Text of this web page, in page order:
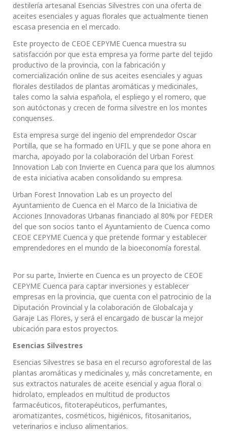
destilería artesanal Esencias Silvestres con una oferta de
aceites esenciales y aguas florales que actualmente tienen
escasa presencia en el mercado.
Este proyecto de CEOE CEPYME Cuenca muestra su
satisfacción por que esta empresa ya forme parte del tejido
productivo de la provincia, con la fabricación y
comercialización online de sus aceites esenciales y aguas
florales destilados de plantas aromáticas y medicinales,
tales como la salvia española, el espliego y el romero, que
son autóctonas y crecen de forma silvestre en los montes
conquenses.
Esta empresa surge del ingenio del emprendedor Oscar
Portilla, que se ha formado en UFIL y que se pone ahora en
marcha, apoyado por la colaboración del Urban Forest
Innovation Lab con Invierte en Cuenca para que los alumnos
de esta iniciativa acaben consolidando su empresa.
Urban Forest Innovation Lab es un proyecto del
Ayuntamiento de Cuenca en el Marco de la Iniciativa de
Acciones Innovadoras Urbanas financiado al 80% por FEDER
del que son socios tanto el Ayuntamiento de Cuenca como
CEOE CEPYME Cuenca y que pretende formar y establecer
emprendedores en el mundo de la bioeconomía forestal.
Por su parte, Invierte en Cuenca es un proyecto de CEOE
CEPYME Cuenca para captar inversiones y establecer
empresas en la provincia, que cuenta con el patrocinio de la
Diputación Provincial y la colaboración de Globalcaja y
Garaje Las Flores, y será el encargado de buscar la mejor
ubicación para estos proyectos.
Esencias Silvestres
Esencias Silvestres se basa en el recurso agroforestal de las
plantas aromáticas y medicinales y, más concretamente, en
sus extractos naturales de aceite esencial y agua floral o
hidrolato, empleados en multitud de productos
farmacéuticos, fitoterapéuticos, perfumantes,
aromatizantes, cosméticos, higiénicos, fitosanitarios,
veterinarios e incluso alimentarios.